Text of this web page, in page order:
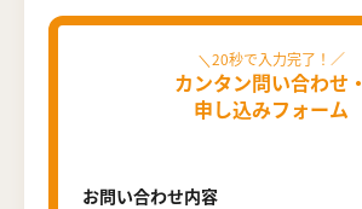
カンタン問い合わせ・
申し込みフォーム
お問い合わせ内容